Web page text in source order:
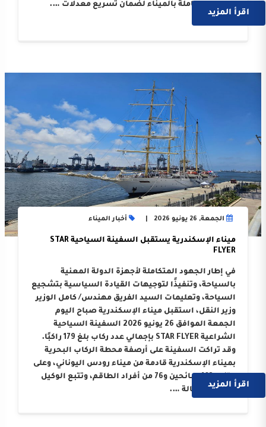
الجهات العاملة بالميناء لضمان تسريع معدلات ….
اقرأ المزيد
الجمعة, 26 يونيو 2026 أخبار الميناء
ميناء الإسكندرية يستقبل السفينة السياحية STAR
FLYER
في إطار الجهود المتكاملة لأجهزة الدولة المعنية
بالسياحة، وتنفيذًا لتوجيهات القيادة السياسية بتشجيع
السياحة، وتعليمات السيد الفريق مهندس/ كامل الوزير
وزير النقل، استقبل ميناء الإسكندرية صباح اليوم
الجمعة الموافق 26 يونيو 2026 السفينة السياحية
الشراعية STAR FLYER بإجمالي عدد ركاب بلغ 179 راكبًا.
وقد تراكت السفينة على أرصفة محطة الركاب البحرية
بميناء الإسكندرية قادمة من ميناء رودس اليوناني، وعلى
متنها 103 سائحين و76 من أفراد الطاقم، وتتبع الوكيل
الملاحي “وكالة ….
اقرأ المزيد